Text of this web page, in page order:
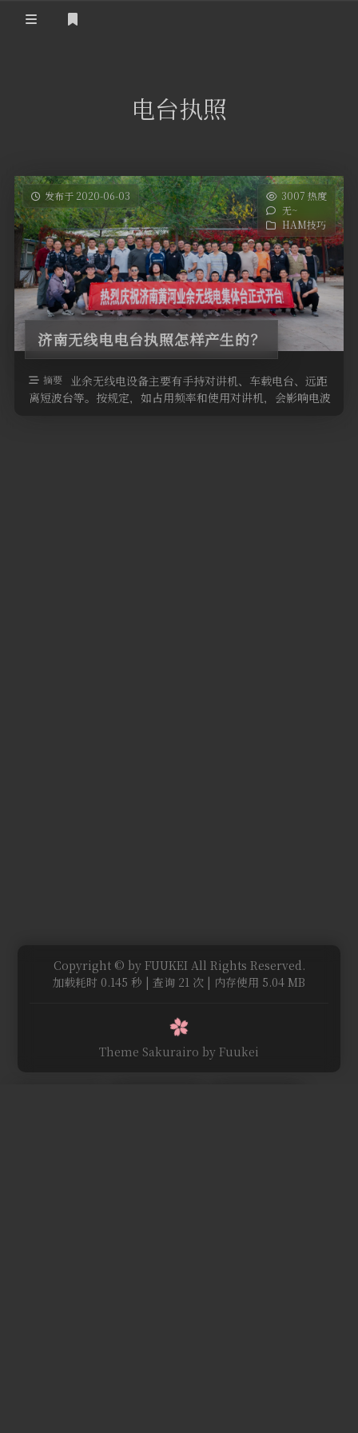
关于黄河
黄河使命
黄河新闻
政策法规
活动竞赛
行业新闻
无线电资料
BA4II
图文教程
视频资料
HAM技巧
软件
器材专区
车载类别
摩托车
编号申请
黄河直播
编号查询
电台执照
发布于 2020-06-03
3007 热度
无~
HAM技巧
济南无线电电台执照怎样产生的？
摘要
业余无线电设备主要有手持对讲机、车载电台、远距
离短波台等。按规定，如占用频率和使用对讲机，会影响电波
Copyright © by FUUKEI All Rights Reserved.
加载耗时 0.145 秒 | 查询 21 次 | 内存使用 5.04 MB
Theme Sakurairo by Fuukei